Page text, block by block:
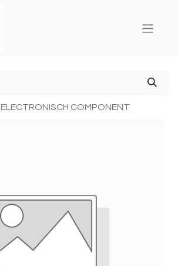
ELECTRONISCH COMPONENT